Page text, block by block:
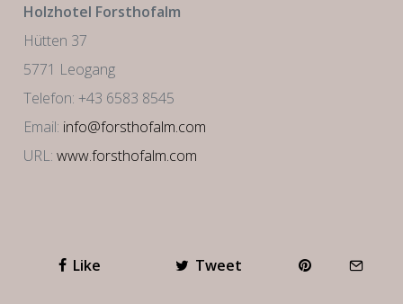
Holzhotel Forsthofalm
Hütten 37
5771 Leogang
Telefon: +43 6583 8545
Email: info@forsthofalm.com
URL:www.forsthofalm.com
Like Tweet